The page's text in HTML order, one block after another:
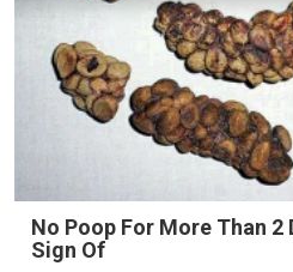
No Poop For More Than 2
Sign Of